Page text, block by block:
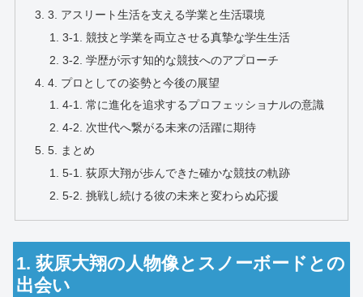
3. アスリート生活を支える学業と生活環境
3-1. 競技と学業を両立させる真摯な学生生活
3-2. 学歴が示す知的な競技へのアプローチ
4. プロとしての姿勢と今後の展望
4-1. 常に進化を追求するプロフェッショナルの意識
4-2. 次世代へ繋がる未来の活躍に期待
5. まとめ
5-1. 荻原大翔が歩んできた確かな競技の軌跡
5-2. 挑戦し続ける彼の未来と変わらぬ応援
1. 荻原大翔の人物像とスノーボードとの
出会い